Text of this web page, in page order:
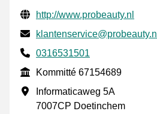
Verifierade kontaktuppgifter
Website URL
http://www.probeauty.nl
E-post
klantenservice@probeauty.nl
Phone number
0316531501
Kommitté
Kommitté 67154689
Företagsadress
Informaticaweg 5A
7007CP Doetinchem